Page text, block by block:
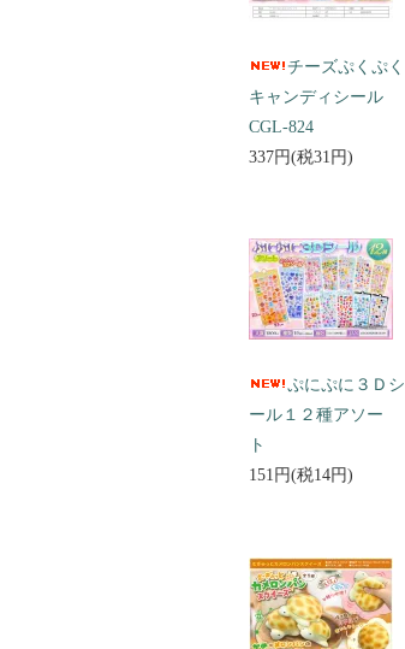
チーズぷくぷく
キャンディシール
CGL-824
337円(税31円)
ぷにぷに３Ｄシ
ール１２種アソー
ト
151円(税14円)